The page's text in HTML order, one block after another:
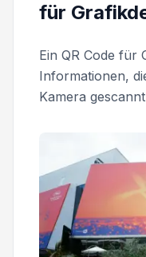
für
Ein QR Code für
Informationen,
Kamera